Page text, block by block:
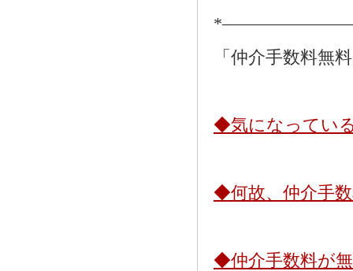
「仲介手数料無
◆気になってい
◆何故、仲介手
◆仲介手数料が